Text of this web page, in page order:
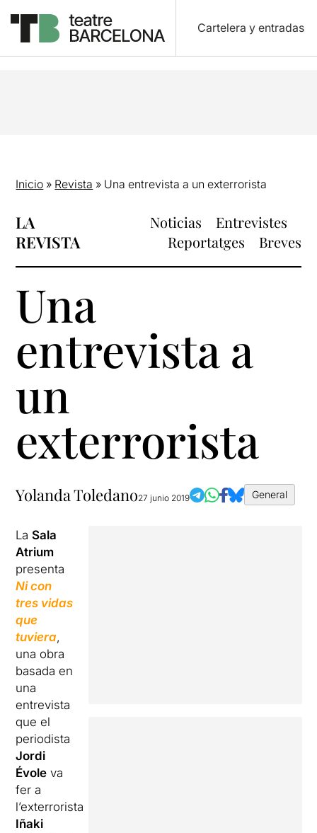
Cartelera y entradas
Inicio » Revista » Una entrevista a un exterrorista
LA
REVISTA
Noticias
Entrevistes
Reportatges
Breves
Una
entrevista a
un
exterrorista
Yolanda Toledano27 junio 2019 General
LaSala
Atrium
presenta
Ni con
tres vidas
que
tuviera,
una obra
basada en
una
entrevista
que el
periodista
Jordi
Évole va
fer a
l’exterrorista
Iñaki